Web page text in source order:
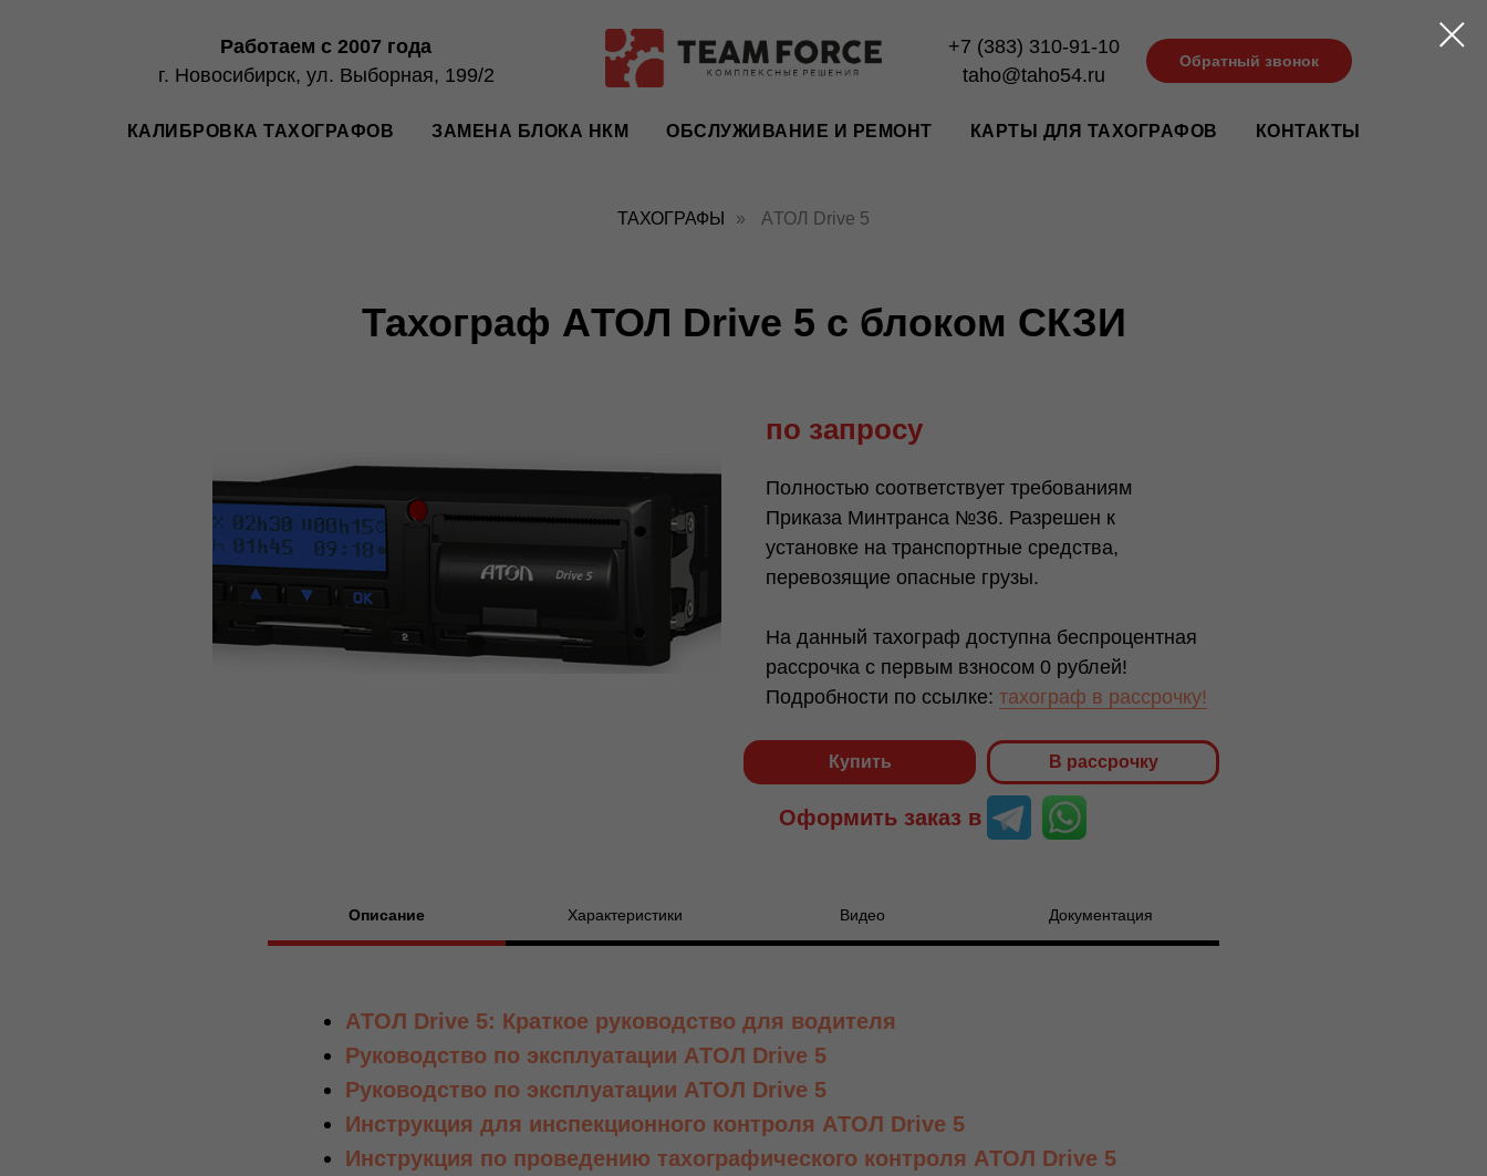
Работаем с 2007 года
г. Новосибирск, ул. Выборная, 199/2
+7 (383) 310-91-10
taho@taho54.ru
Обратный звонок
КАЛИБРОВКА ТАХОГРАФОВ ЗАМЕНА БЛОКА НКМ ОБСЛУЖИВАНИЕ И РЕМОНТ КАРТЫ ДЛЯ ТАХОГРАФОВ КОНТАКТЫ
ТАХОГРАФЫ » AТОЛ Drive 5
Тахограф AТОЛ Drive 5 с блоком СКЗИ
по запросу
Полностью соответствует требованиям
Приказа Минтранса №36. Разрешен к
установке на транспортные средства,
перевозящие опасные грузы.
На данный тахограф доступна беспроцентная
рассрочка с первым взносом 0 рублей!
Подробности по ссылке: тахограф в рассрочку!
Купить В рассрочку
Оформить заказ в
Описание Характеристики Видео Документация
AТОЛ Drive 5: Краткое руководство для водителя
Руководство по эксплуатации AТОЛ Drive 5
Руководство по эксплуатации AТОЛ Drive 5
Инструкция для инспекционного контроля AТОЛ Drive 5
Инструкция по проведению тахографического контроля AТОЛ Drive 5